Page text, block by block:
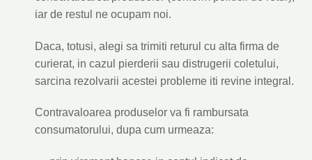
iar de restul ne ocupam noi.
Daca, totusi, alegi sa trimiti returul cu alta firma de
curierat, in cazul pierderii sau distrugerii coletului,
sarcina rezolvarii acestei probleme iti revine integral.
Contravaloarea produselor va fi rambursata
consumatorului, dupa cum urmeaza: